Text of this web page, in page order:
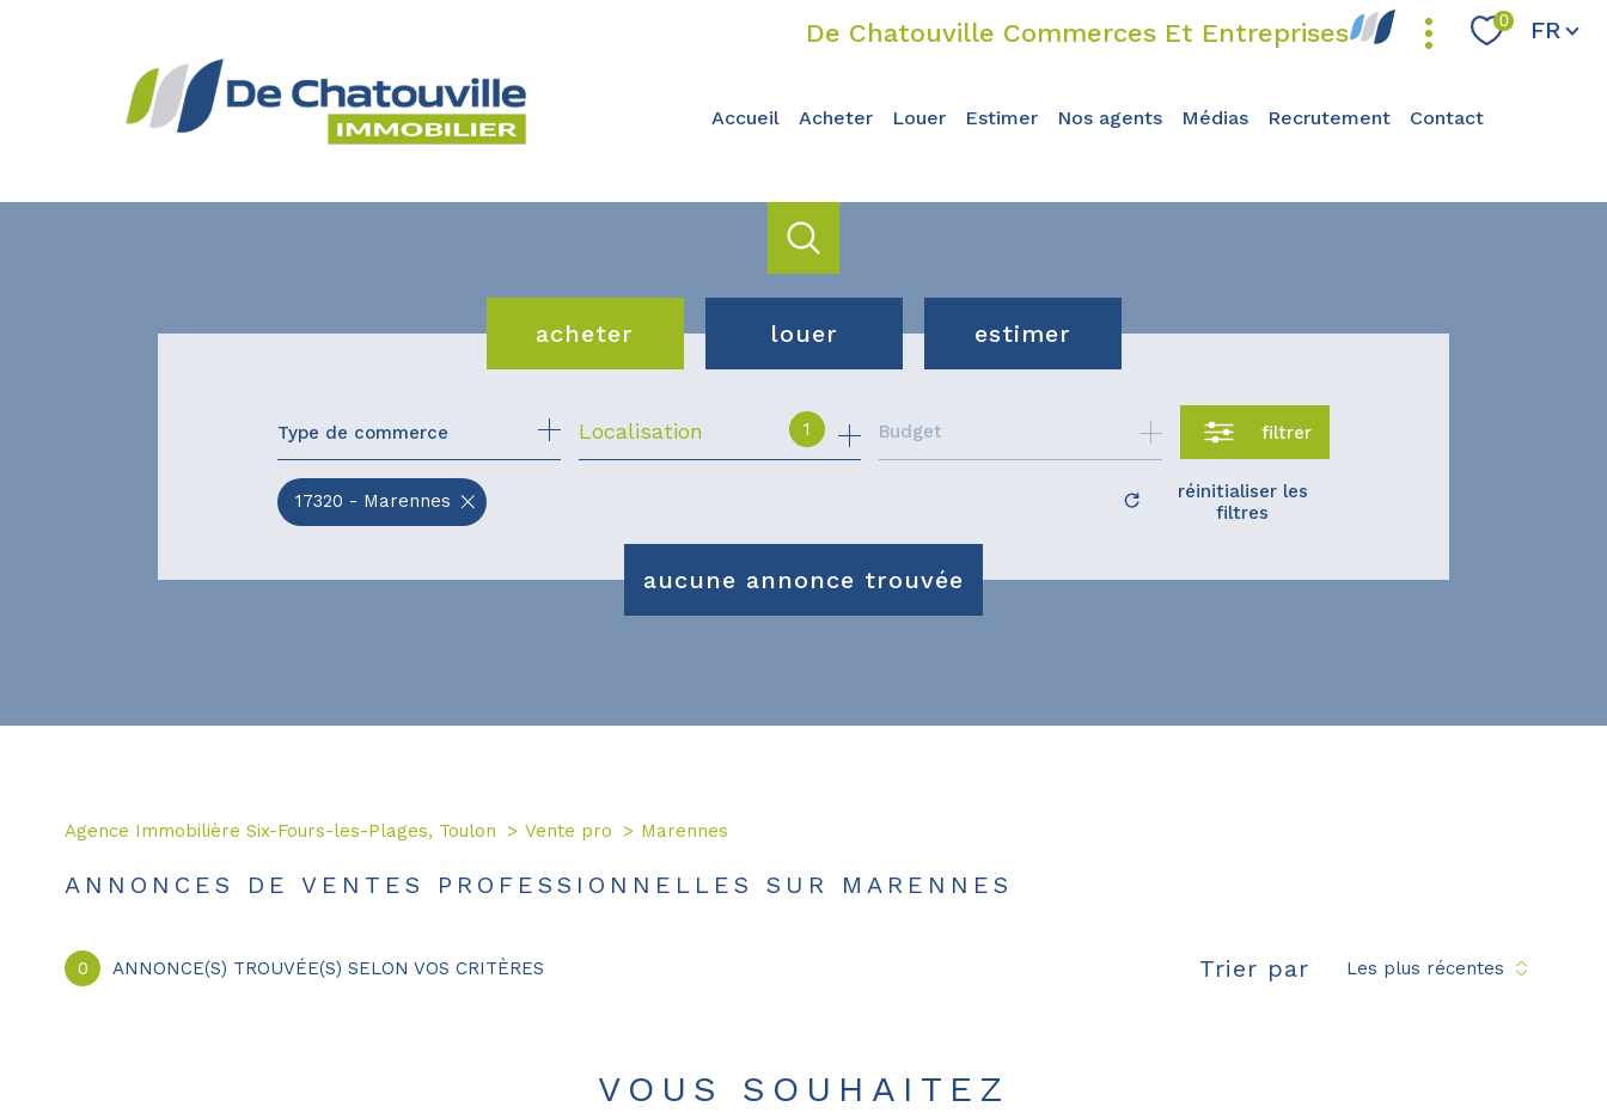
De Chatouville Commerces Et Entreprises 0 FR
accueil acheter louer estimer nos agents médias recrutement contact
acheter
de l'ancien
du neuf
louer
de l'immo pro
estimer
Type de commerce 1
Localisation Budget filtrer
aucune annonce trouvée
17320 - Marennes
réinitialiser les
filtres
Agence Immobilière Six-Fours-les-Plages, Toulon Vente pro Marennes
ANNONCES DE VENTES PROFESSIONNELLES SUR MARENNES
0 ANNONCE(S) TROUVÉE(S) SELON VOS CRITÈRES Trier par Les plus récentes
VOUS SOUHAITEZ